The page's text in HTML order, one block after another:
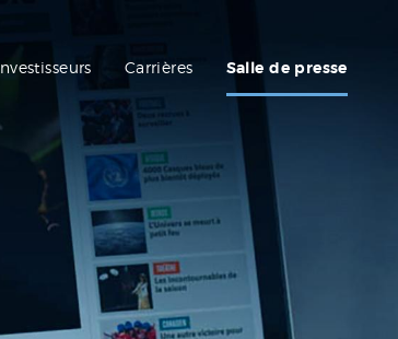
Investisseurs Carrières Salle de presse